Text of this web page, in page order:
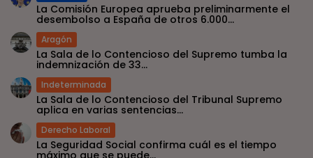
La Comisión Europea aprueba preliminarmente el
desembolso a España de otros 6.000...
Aragón
La Sala de lo Contencioso del Supremo tumba la
indemnización de 33...
Indeterminada
La Sala de lo Contencioso del Tribunal Supremo
aplica en varias sentencias...
Derecho Laboral
La Seguridad Social confirma cuál es el tiempo
máximo que se puede...